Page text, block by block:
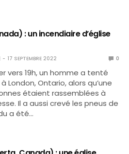
: un incendiaire d’église
17 SEPTEMBRE 2022 0
vers 19h, un homme a tenté
London, Ontario, alors qu’une
étaient rassemblées à
Il a aussi crevé les pneus de
a été…